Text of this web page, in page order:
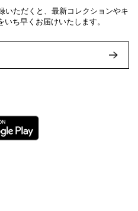
いただくと、最新コレクションやキ
ち早くお届けいたします。